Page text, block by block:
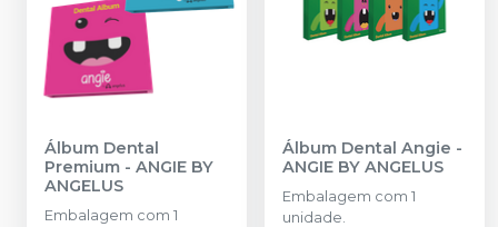
Álbum Dental
Premium - ANGIE BY
ANGELUS
Embalagem com 1
Álbum Dental Angie -
ANGIE BY ANGELUS
Embalagem com 1
unidade.